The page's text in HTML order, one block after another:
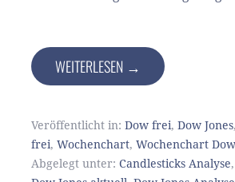
WEITERLESEN →
Veröffentlicht in: Dow frei, Dow Jones,
frei, Wochenchart, Wochenchart Dow
Abgelegt unter: Candlesticks Analyse,